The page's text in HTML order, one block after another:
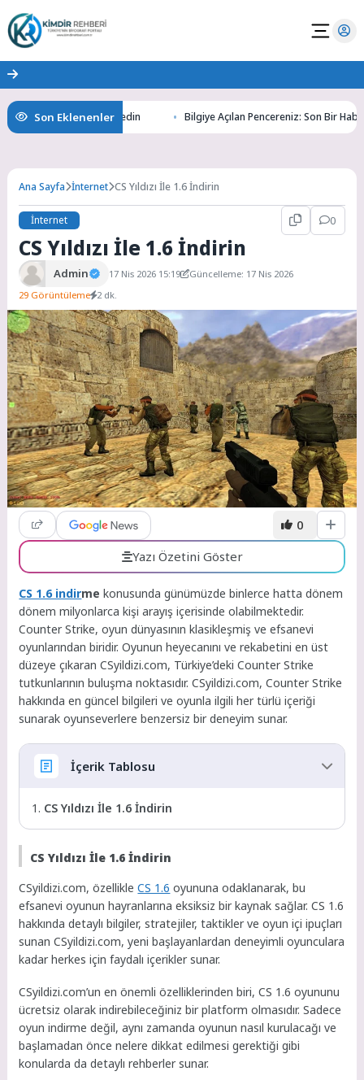
Son Eklenenler
Gizemlerini Keşfedin Bilgiye Açılan Pencereniz: Son Bir Haber ile
Ana Sayfa İnternet CS Yıldızı İle 1.6 İndirin
İnternet 0
CS Yıldızı İle 1.6 İndirin
Admin 17 Nis 2026 15:19
Güncelleme: 17 Nis 2026
29 Görüntüleme 2 dk.
0
Yazı Özetini Göster
CS 1.6 indirme konusunda günümüzde binlerce hatta dönem
dönem milyonlarca kişi arayış içerisinde olabilmektedir.
Counter Strike, oyun dünyasının klasikleşmiş ve efsanevi
oyunlarından biridir. Oyunun heyecanını ve rekabetini en üst
düzeye çıkaran CSyildizi.com, Türkiye’deki Counter Strike
tutkunlarının buluşma noktasıdır. CSyildizi.com, Counter Strike
hakkında en güncel bilgileri ve oyunla ilgili her türlü içeriği
sunarak oyunseverlere benzersiz bir deneyim sunar.
İçerik Tablosu
CS Yıldızı İle 1.6 İndirin
CS Yıldızı İle 1.6 İndirin
CSyildizi.com, özellikleCS 1.6 oyununa odaklanarak, bu
efsanevi oyunun hayranlarına eksiksiz bir kaynak sağlar. CS 1.6
hakkında detaylı bilgiler, stratejiler, taktikler ve oyun içi ipuçları
sunan CSyildizi.com, yeni başlayanlardan deneyimli oyunculara
kadar herkes için faydalı içerikler sunar.
CSyildizi.com’un en önemli özelliklerinden biri, CS 1.6 oyununu
ücretsiz olarak indirebileceğiniz bir platform olmasıdır. Sadece
oyun indirme değil, aynı zamanda oyunun nasıl kurulacağı ve
başlamadan önce nelere dikkat edilmesi gerektiği gibi
konularda da detaylı rehberler sunar.